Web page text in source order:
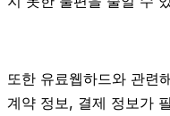
또한 유료웹하드와 관련
계약 정보, 결제 정보가